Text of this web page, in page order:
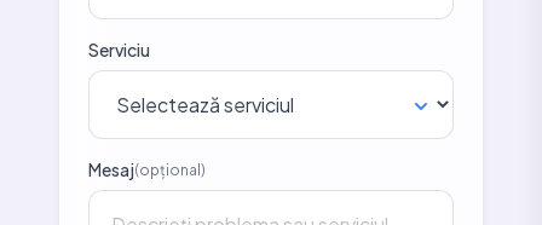
Serviciu
Mesaj(opțional)